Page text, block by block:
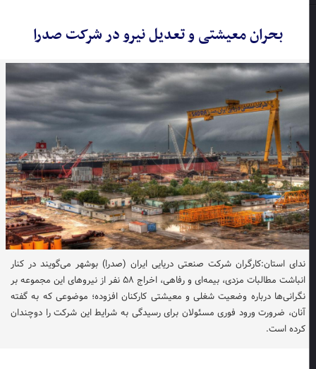
بحران معیشتی و تعدیل نیرو در شرکت صدرا
ندای استان:کارگران شرکت صنعتی دریایی ایران (صدرا) بوشهر می‌گویند در کنار
انباشت مطالبات مزدی، بیمه‌ای و رفاهی، اخراج ۵۸ نفر از نیروهای این مجموعه بر
نگرانی‌ها درباره وضعیت شغلی و معیشتی کارکنان افزوده؛ موضوعی که به گفته
آنان، ضرورت ورود فوری مسئولان برای رسیدگی به شرایط این شرکت را دوچندان
کرده است.